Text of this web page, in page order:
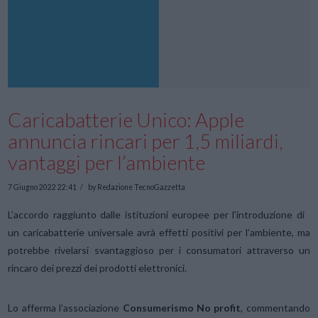
Caricabatterie Unico: Apple
annuncia rincari per 1,5 miliardi,
vantaggi per l’ambiente
7 Giugno 2022 22:41 by Redazione TecnoGazzetta
L’accordo raggiunto dalle istituzioni europee per l’introduzione di
un caricabatterie universale avrà effetti positivi per l’ambiente, ma
potrebbe rivelarsi svantaggioso per i consumatori attraverso un
rincaro dei prezzi dei prodotti elettronici.
Lo afferma l’associazione Consumerismo No profit, commentando